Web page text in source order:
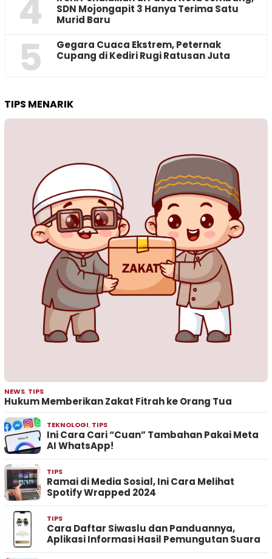
4
SDN Mojongapit 3 Hanya Terima Satu
Murid Baru
5
‎Gegara Cuaca Ekstrem, Peternak
Cupang di Kediri Rugi Ratusan Juta
TIPS MENARIK
NEWS, TIPS
Hukum Memberikan Zakat Fitrah ke Orang Tua
TEKNOLOGI, TIPS
Ini Cara Cari “Cuan” Tambahan Pakai Meta
AI WhatsApp!
TIPS
Ramai di Media Sosial, Ini Cara Melihat
Spotify Wrapped 2024
TIPS
Cara Daftar Siwaslu dan Panduannya,
Aplikasi Informasi Hasil Pemungutan Suara